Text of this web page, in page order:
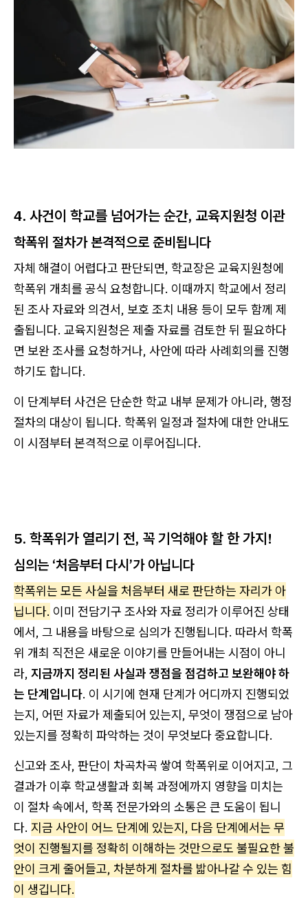
4. 사건이 학교를 넘어가는 순간, 교육지원청 이관
학폭위 절차가 본격적으로 준비됩니다
자체 해결이 어렵다고 판단되면, 학교장은 교육지원청에
학폭위 개최를 공식 요청합니다. 이때까지 학교에서 정리
된 조사 자료와 의견서, 보호 조치 내용 등이 모두 함께 제
출됩니다. 교육지원청은 제출 자료를 검토한 뒤 필요하다
면 보완 조사를 요청하거나, 사안에 따라 사례회의를 진행
하기도 합니다.
이 단계부터 사건은 단순한 학교 내부 문제가 아니라, 행정
절차의 대상이 됩니다. 학폭위 일정과 절차에 대한 안내도
이 시점부터 본격적으로 이루어집니다.
5. 학폭위가 열리기 전, 꼭 기억해야 할 한 가지!
심의는 ‘처음부터 다시’가 아닙니다
학폭위는 모든 사실을 처음부터 새로 판단하는 자리가 아
닙니다. 이미 전담기구 조사와 자료 정리가 이루어진 상태
에서, 그 내용을 바탕으로 심의가 진행됩니다. 따라서 학폭
위 개최 직전은 새로운 이야기를 만들어내는 시점이 아니
라, 지금까지 정리된 사실과 쟁점을 점검하고 보완해야 하
는 단계입니다. 이 시기에 현재 단계가 어디까지 진행되었
는지, 어떤 자료가 제출되어 있는지, 무엇이 쟁점으로 남아
있는지를 정확히 파악하는 것이 무엇보다 중요합니다.
신고와 조사, 판단이 차곡차곡 쌓여 학폭위로 이어지고, 그
결과가 이후 학교생활과 회복 과정에까지 영향을 미치는
이 절차 속에서, 학폭 전문가와의 소통은 큰 도움이 됩니
다. 지금 사안이 어느 단계에 있는지, 다음 단계에서는 무
엇이 진행될지를 정확히 이해하는 것만으로도 불필요한 불
안이 크게 줄어들고, 차분하게 절차를 밟아나갈 수 있는 힘
이 생깁니다.